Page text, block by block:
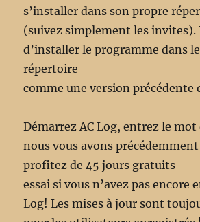
s’installer dans son propre
(suivez simplement les invites).
d’installer le programme dans
répertoire
comme une version précédente
Démarrez AC Log, entrez le mot
nous vous avons
profitez de 45 jours gratuits
essai si vous n’avez pas encore
Log! Les mises à jour sont